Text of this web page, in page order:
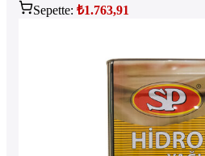
Sepette: ₺1.763,91